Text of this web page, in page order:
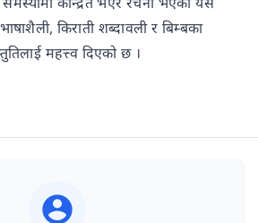
किराती शब्दावली र बिम्बका
महत्त्व दिएको छ ।